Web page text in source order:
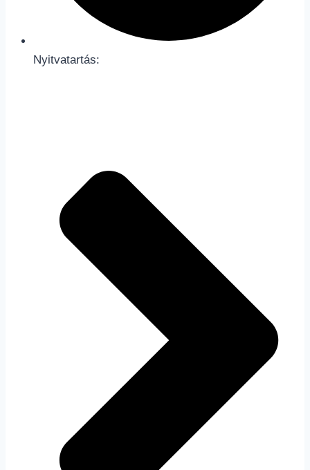
Nyitvatartás: